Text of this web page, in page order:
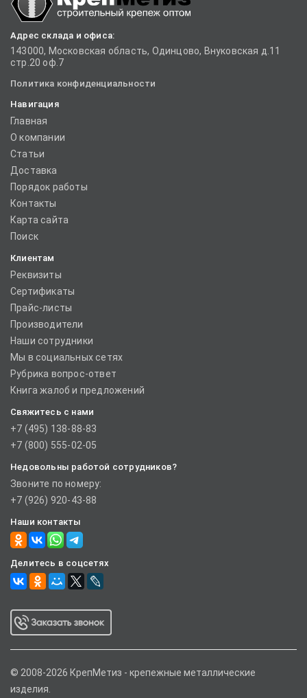
Адрес склада и офиса:
143000, Московская область, Одинцово, Внуковская д.11
стр.20 оф.7
Политика конфиденциальности
Навигация
Главная
О компании
Статьи
Доставка
Порядок работы
Контакты
Карта сайта
Поиск
Клиентам
Реквизиты
Сертификаты
Прайс-листы
Производители
Наши сотрудники
Мы в социальных сетях
Рубрика вопрос-ответ
Книга жалоб и предложений
Свяжитесь с нами
+7 (495) 138-88-83
+7 (800) 555-02-05
Недовольны работой сотрудников?
Звоните по номеру:
+7 (926) 920-43-88
Наши контакты
Делитесь в соцсетях
© 2008-2026 КрепМетиз - крепежные металлические
изделия.